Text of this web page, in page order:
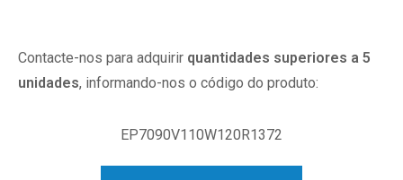
Contacte-nos para adquirir quantidades superiores a 5
unidades, informando-nos o código do produto:
EP7090V110W120R1372